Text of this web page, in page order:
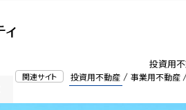
関連サイト 投資用不動産 事業用不動産
投資用